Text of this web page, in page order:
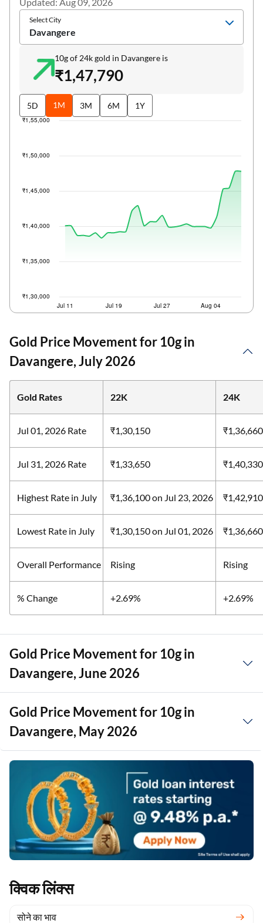
क्विक लिंक्स
सोने का भाव
Select City
Davangere
10g of 24k gold in Davangere is
₹1,47,790
5D 1M 3M 6M 1Y
Gold Price Movement for 10g in
Davangere, July 2026
Gold Rates 22K 24K
Jul 01, 2026 Rate ₹1,30,150 ₹1,36,660
Jul 31, 2026 Rate ₹1,33,650 ₹1,40,330
Highest Rate in July ₹1,36,100on Jul 23, 2026
Lowest Rate in July ₹1,30,150on Jul 01, 2026
Overall Performance Rising Rising
% Change +2.69% +2.69%
Gold Price Movement for 10g in
Davangere, June 2026
Gold Price Movement for 10g in
Davangere, May 2026